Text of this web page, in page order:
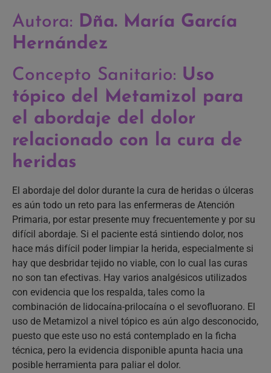
Autora: Dña. María García
Hernández
Concepto Sanitario: Uso
tópico del Metamizol para
el abordaje del dolor
relacionado con la cura de
heridas
El abordaje del dolor durante la cura de heridas o úlceras
es aún todo un reto para las enfermeras de Atención
Primaria, por estar presente muy frecuentemente y por su
difícil abordaje. Si el paciente está sintiendo dolor, nos
hace más difícil poder limpiar la herida, especialmente si
hay que desbridar tejido no viable, con lo cual las curas
no son tan efectivas. Hay varios analgésicos utilizados
con evidencia que los respalda, tales como la
combinación de lidocaína-prilocaína o el sevofluorano. El
uso de Metamizol a nivel tópico es aún algo desconocido,
puesto que este uso no está contemplado en la ficha
técnica, pero la evidencia disponible apunta hacia una
posible herramienta para paliar el dolor.